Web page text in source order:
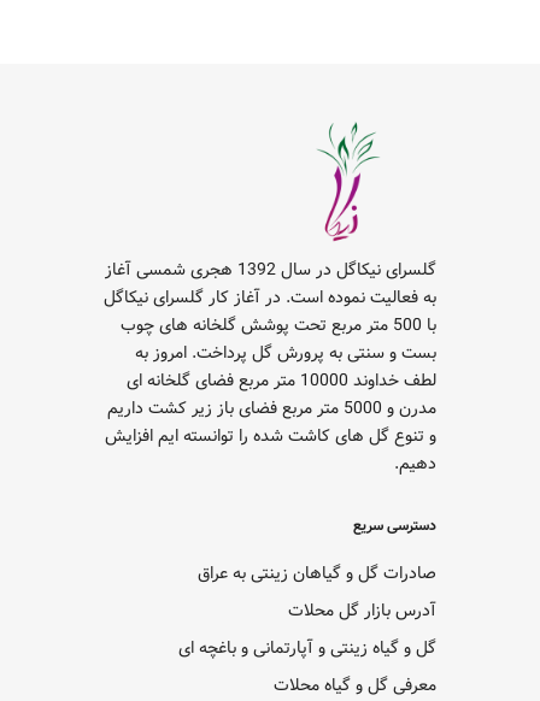
گلسرای نیکاگل در سال 1392 هجری شمسی آغاز
به فعالیت نموده است. در آغاز کار گلسرای نیکاگل
با 500 متر مربع تحت پوشش گلخانه های چوب
بست و سنتی به پرورش گل پرداخت. امروز به
لطف خداوند 10000 متر مربع فضای گلخانه ای
مدرن و 5000 متر مربع فضای باز زیر کشت داریم
و تنوع گل های کاشت شده را توانسته ایم افزایش
دهیم.
دسترسی سریع
صادرات گل و گیاهان زینتی به عراق
آدرس بازار گل محلات
گل و گیاه زینتی و آپارتمانی و باغچه ای
معرفی گل و گیاه محلات